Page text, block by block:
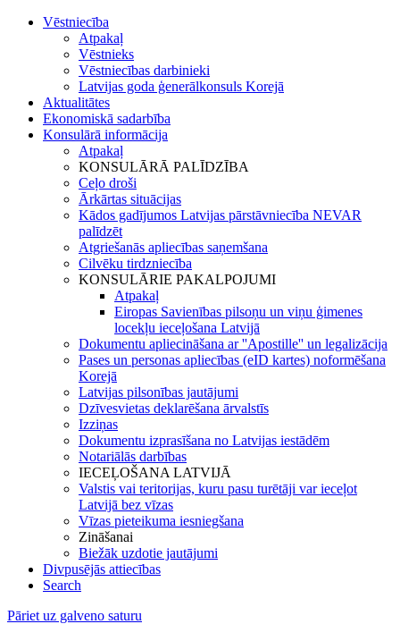
Vēstniecība
Atpakaļ
Vēstnieks
Vēstniecības darbinieki
Latvijas goda ģenerālkonsuls Korejā
Aktualitātes
Ekonomiskā sadarbība
Konsulārā informācija
Atpakaļ
KONSULĀRĀ PALĪDZĪBA
Ceļo droši
Ārkārtas situācijas
Kādos gadījumos Latvijas pārstāvniecība NEVAR
palīdzēt
Atgriešanās apliecības saņemšana
Cilvēku tirdzniecība
KONSULĀRIE PAKALPOJUMI
Atpakaļ
Eiropas Savienības pilsoņu un viņu ģimenes
locekļu ieceļošana Latvijā
Dokumentu apliecināšana ar ''Apostille'' un legalizācija
Pases un personas apliecības (eID kartes) noformēšana
Korejā
Latvijas pilsonības jautājumi
Dzīvesvietas deklarēšana ārvalstīs
Izziņas
Dokumentu izprasīšana no Latvijas iestādēm
Notariālās darbības
IECEĻOŠANA LATVIJĀ
Valstis vai teritorijas, kuru pasu turētāji var ieceļot
Latvijā bez vīzas
Vīzas pieteikuma iesniegšana
Zināšanai
Biežāk uzdotie jautājumi
Divpusējās attiecības
Search
Pāriet uz galveno saturu